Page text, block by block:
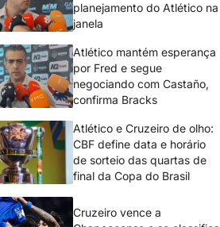
planejamento do Atlético na
janela
Atlético mantém esperança
por Fred e segue
negociando com Castaño,
confirma Bracks
Atlético e Cruzeiro de olho:
CBF define data e horário
de sorteio das quartas de
final da Copa do Brasil
Cruzeiro vence a